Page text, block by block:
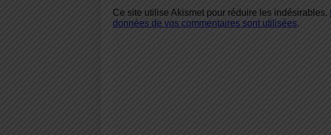
Ce site utilise Akismet pour réduire les indésirables.
données de vos commentaires sont utilisées.